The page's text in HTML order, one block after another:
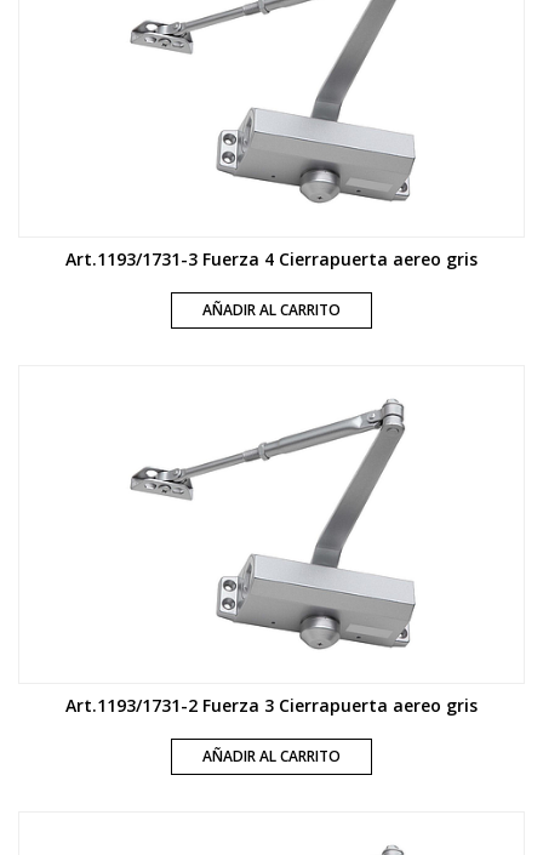
Art.1193/1731-3 Fuerza 4 Cierrapuerta aereo gris
AÑADIR AL CARRITO
Art.1193/1731-2 Fuerza 3 Cierrapuerta aereo gris
AÑADIR AL CARRITO